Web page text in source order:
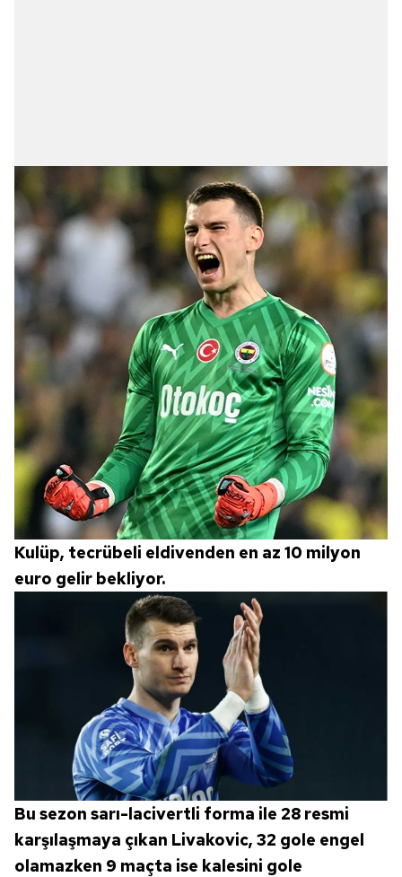
ilgili mevzuata uygun olarak kullanılan çerezlerle ilgili bilgi
almak için lütfentıklayınız.
Kulüp, tecrübeli eldivenden en az 10 milyon
euro gelir bekliyor.
Bu sezon sarı-lacivertli forma ile 28 resmi
karşılaşmaya çıkan Livakovic, 32 gole engel
olamazken 9 maçta ise kalesini gole